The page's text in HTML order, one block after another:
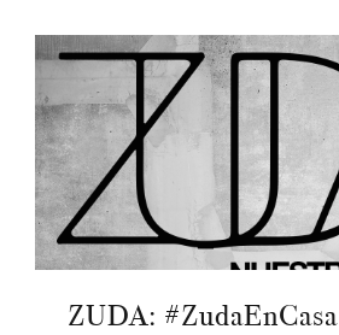
ZUDA: #ZudaEnCasa